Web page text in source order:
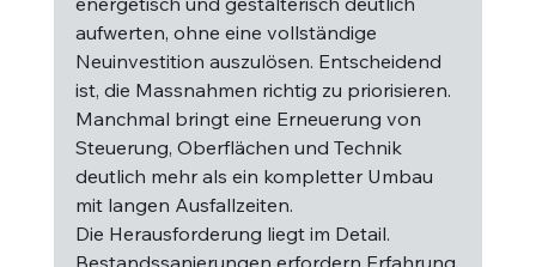
aufwerten, ohne eine vollständige
Neuinvestition auszulösen. Entscheidend
ist, die Massnahmen richtig zu priorisieren.
Manchmal bringt eine Erneuerung von
Steuerung, Oberflächen und Technik
deutlich mehr als ein kompletter Umbau
mit langen Ausfallzeiten.
Die Herausforderung liegt im Detail.
Bestandssanierungen erfordern Erfahrung